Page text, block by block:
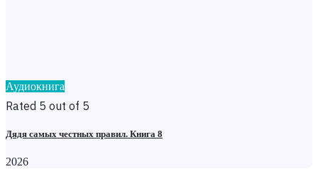
Аудиокнига
Rated 5 out of 5
Дядя самых честных правил. Книга 8
2026